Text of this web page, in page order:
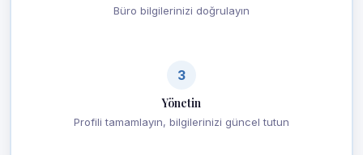
Büro bilgilerinizi doğrulayın
3
Yönetin
Profili tamamlayın, bilgilerinizi güncel tutun